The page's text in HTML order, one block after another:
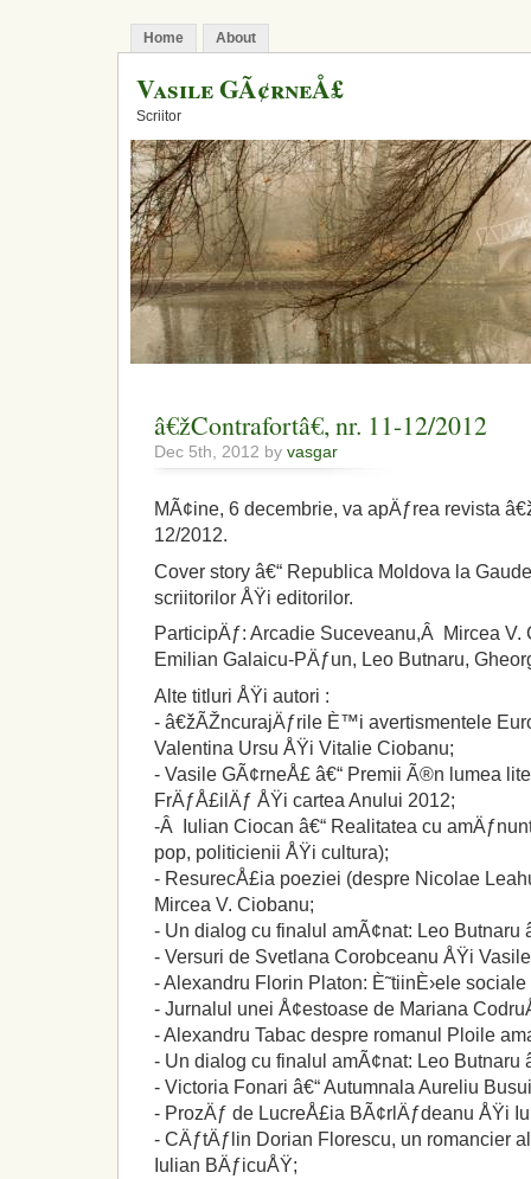
Home About
Vasile GÃ¢rneÅ£
Scriitor
â€žContrafortâ€, nr. 11-12/2012
Dec 5th, 2012 by vasgar
MÃ¢ine, 6 decembrie, va apÄƒrea revista
12/2012.
Cover story â€“ Republica Moldova la
scriitorilor ÅŸi editorilor.
ParticipÄƒ: Arcadie Suceveanu,Â Mircea V.
Emilian Galaicu-PÄƒun, Leo Butnaru,
Alte titluri ÅŸi autori :
- â€žÃŽncurajÄƒrile È™i avertismentele
Valentina Ursu ÅŸi Vitalie Ciobanu;
- Vasile GÃ¢rneÅ£ â€“ Premii Ã®n lumea
FrÄƒÅ£ilÄƒ ÅŸi cartea Anului 2012;
-Â Iulian Ciocan â€“ Realitatea cu
pop, politicienii ÅŸi cultura);
- ResurecÅ£ia poeziei (despre Nicolae
Mircea V. Ciobanu;
- Un dialog cu finalul amÃ¢nat: Leo Butnaru
- Versuri de Svetlana Corobceanu ÅŸi
- Alexandru Florin Platon: È˜tiinÈ›ele
- Jurnalul unei Å¢estoase de Mariana
- Alexandru Tabac despre romanul Ploile
- Un dialog cu finalul amÃ¢nat: Leo Butnaru
- Victoria Fonari â€“ Autumnala Aureliu
- ProzÄƒ de LucreÅ£ia BÃ¢rlÄƒdeanu ÅŸi
- CÄƒtÄƒlin Dorian Florescu, un romancier
Iulian BÄƒicuÅŸ;